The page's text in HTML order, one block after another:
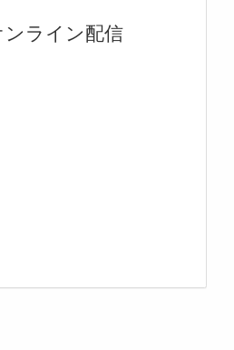
ライン配信